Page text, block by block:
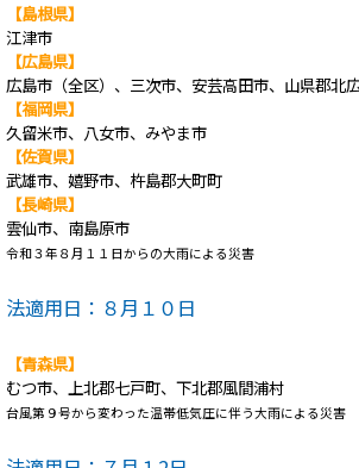
【島根県】
江津市
【広島県】
広島市（全区）、三次市、安芸高田市、山県郡北
【福岡県】
久留米市、八女市、みやま市
【佐賀県】
武雄市、嬉野市、杵島郡大町町
【長崎県】
雲仙市、南島原市
令和３年８月１１日からの大雨による災害
法適用日：８月１０日
【青森県】
むつ市、上北郡七戸町、下北郡風間浦村
台風第９号から変わった温帯低気圧に伴う大雨による災害